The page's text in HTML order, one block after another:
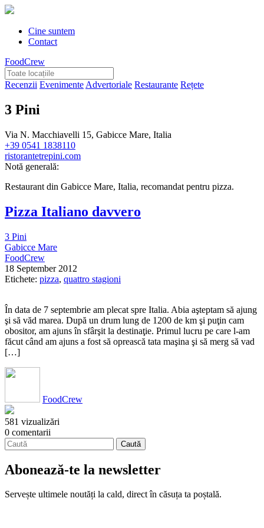
Cine suntem
Contact
FoodCrew
Recenzii Evenimente Advertoriale Restaurante Rețete
3 Pini
Via N. Macchiavelli 15, Gabicce Mare, Italia
+39 0541 1838110
ristorantetrepini.com
Notă generală:
Restaurant din Gabicce Mare, Italia, recomandat pentru pizza.
Pizza Italiano davvero
3 Pini
Gabicce Mare
FoodCrew
18 September 2012
Etichete: pizza, quattro stagioni
În data de 7 septembrie am plecat spre Italia. Abia aşteptam să ajung
şi să văd marea. După un drum lung de 1200 de km şi puţin cam
obositor, am ajuns în sfârşit la destinaţie. Primul lucru pe care l-am
făcut când am ajuns a fost să oprească tata maşina şi să merg să vad
[…]
FoodCrew
581 vizualizări
0 comentarii
Abonează-te la newsletter
Servește ultimele noutăți la cald, direct în căsuța ta poștală.